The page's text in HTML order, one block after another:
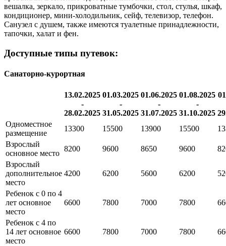
вешалка, зеркало, прикроватные тумбочки, стол, стулья, шкаф,
кондиционер, мини-холодильник, сейф, телевизор, телефон.
Санузел с душем, также имеются туалетные принадлежности,
тапочки, халат и фен.
Доступные типы путевок:
Санаторно-курортная
13.02.2025
-
28.02.2025
01.03.2025
-
31.05.2025
01.06.2025
-
31.07.2025
01.08.2025
-
31.10.2025
Одноместное
размещение
13300 15500 13900 15500
Взрослый
основное место
8200 9600 8650 9600
Взрослый
дополнительное
место
4200 6200 5600 6200
Ребенок с 0 по 4
лет основное
место
6600 7800 7000 7800
Ребенок с 4 по
14 лет основное
место
6600 7800 7000 7800